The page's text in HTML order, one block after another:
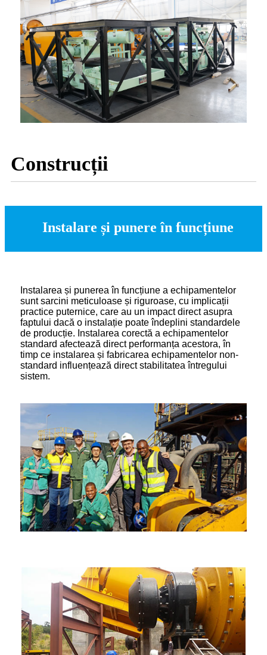
Construcții
Instalare și punere în funcțiune
Instalarea și punerea în funcțiune a echipamentelor
sunt sarcini meticuloase și riguroase, cu implicații
practice puternice, care au un impact direct asupra
faptului dacă o instalație poate îndeplini standardele
de producție. Instalarea corectă a echipamentelor
standard afectează direct performanța acestora, în
timp ce instalarea și fabricarea echipamentelor non-
standard influențează direct stabilitatea întregului
sistem.